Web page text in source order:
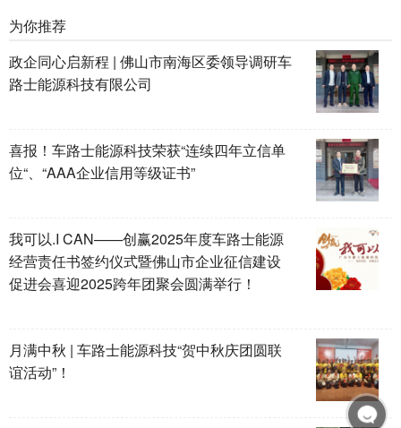
为你推荐
政企同心启新程 | 佛山市南海区委领导调研车
路士能源科技有限公司
喜报！车路士能源科技荣获“连续四年立信单
位“、“AAA企业信用等级证书”
我可以.I CAN——创赢2025年度车路士能源
经营责任书签约仪式暨佛山市企业征信建设
促进会喜迎2025跨年团聚会圆满举行！
月满中秋 | 车路士能源科技“贺中秋庆团圆联
谊活动”！